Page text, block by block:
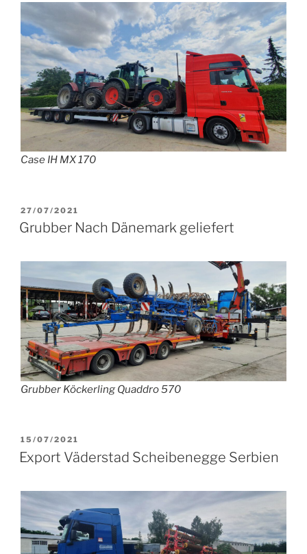
Case IH MX 170
VERÖFFENTLICHT
AM
27/07/2021
Grubber Nach Dänemark geliefert
Grubber Köckerling Quaddro 570
VERÖFFENTLICHT
AM
15/07/2021
Export Väderstad Scheibenegge Serbien